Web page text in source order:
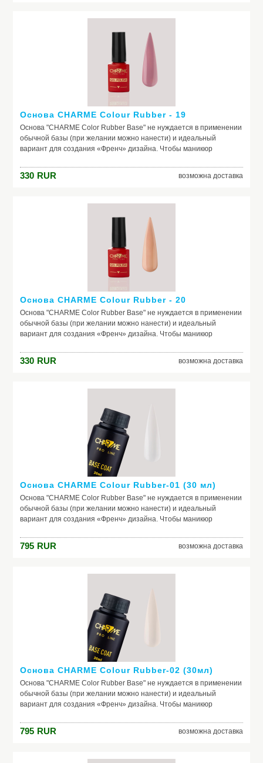
красящих веществ, поможет добиться по-настоящему добротного
красите ногти самостоятельно, основа – ваш самый главный
Основа CHARME Colour Rubber - 19
Основа "CHARME Color Rubber Base" не нуждается в применении
обычной базы (при желании можно нанести) и идеальный
вариант для создания «Френч» дизайна. Чтобы маникюр
лака и ногтевой пластины. Базовое покрытие выравнивает
природный тон, маскирует неровности ногтя и его естественное
красящих веществ, поможет добиться по-настоящему добротного
красите ногти самостоятельно, основа – ваш самый главный
330 RUR возможна доставка
Основа CHARME Colour Rubber - 20
Основа "CHARME Color Rubber Base" не нуждается в применении
обычной базы (при желании можно нанести) и идеальный
вариант для создания «Френч» дизайна. Чтобы маникюр
лака и ногтевой пластины. Базовое покрытие выравнивает
природный тон, маскирует неровности ногтя и его естественное
красящих веществ, поможет добиться по-настоящему добротного
красите ногти самостоятельно, основа – ваш самый главный
330 RUR возможна доставка
Основа CHARME Colour Rubber-01 (30 мл)
Основа "CHARME Color Rubber Base" не нуждается в применении
обычной базы (при желании можно нанести) и идеальный
вариант для создания «Френч» дизайна. Чтобы маникюр
лака и ногтевой пластины. Базовое покрытие выравнивает
природный тон, маскирует неровности ногтя и его естественное
красящих веществ, поможет добиться по-настоящему добротного
красите ногти самостоятельно, основа – ваш самый главный
795 RUR возможна доставка
Основа CHARME Colour Rubber-02 (30мл)
Основа "CHARME Color Rubber Base" не нуждается в применении
обычной базы (при желании можно нанести) и идеальный
вариант для создания «Френч» дизайна. Чтобы маникюр
лака и ногтевой пластины. Базовое покрытие выравнивает
природный тон, маскирует неровности ногтя и его естественное
красящих веществ, поможет добиться по-настоящему добротного
795 RUR возможна доставка